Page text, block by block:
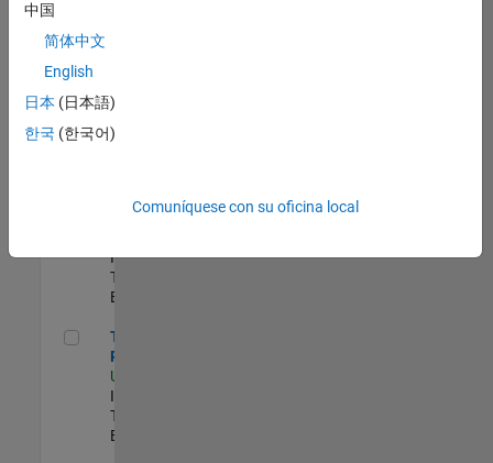
Principal IAM/AD Engineer
US-MA-Natick
Technology |
Senior CRM
Analyst
Information
Technology |
Experimentado
Technical Product Owner
Technical
Product Owner
US-MA-Natick
Information
Technology |
Experimentado
中国
简体中文
English
日本 (日本語)
한국 (한국어)
Comuníquese con su oficina local